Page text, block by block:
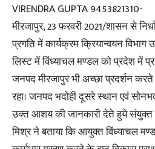
VIRENDRA GUPTA 9453821310-
मीरजापुर, 23 फरवरी 2021/शासन से
प्रगति में कार्यक्रम क्रियान्वयन विभाग
लिस्ट में विंध्याचल मण्डल को प्रदेश में
जनपद मीरजापुर भी अच्छा प्रदर्शन
रहा। जनपद भदोही दूसरे स्थान एवं
उक्त आशय की जानकारी देते हुये
मिश्र ने बताया कि आयुक्त विंध्याचल